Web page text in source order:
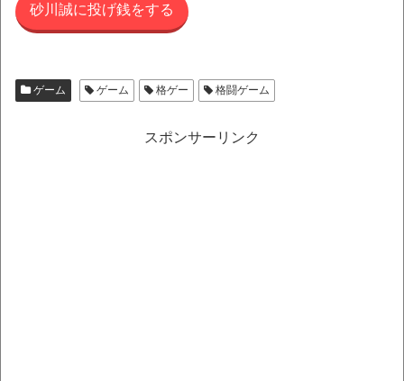
砂川誠に投げ銭をする
ゲーム ゲーム 格ゲー 格闘ゲーム
スポンサーリンク